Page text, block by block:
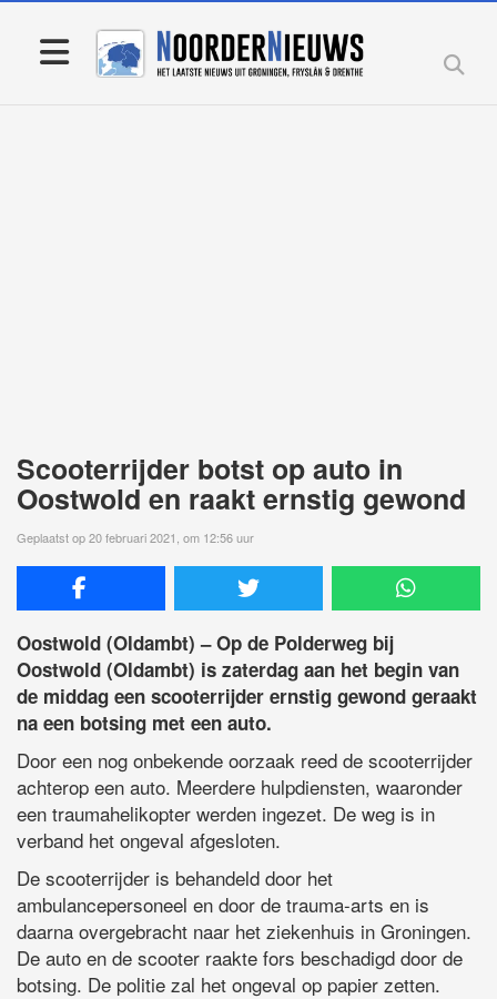
Scooterrijder botst op auto in
Oostwold en raakt ernstig gewond
Geplaatst op 20 februari 2021, om 12:56 uur
Oostwold (Oldambt) – Op de Polderweg bij
Oostwold (Oldambt) is zaterdag aan het begin van
de middag een scooterrijder ernstig gewond geraakt
na een botsing met een auto.
Door een nog onbekende oorzaak reed de scooterrijder
achterop een auto. Meerdere hulpdiensten, waaronder
een traumahelikopter werden ingezet. De weg is in
verband het ongeval afgesloten.
De scooterrijder is behandeld door het
ambulancepersoneel en door de trauma-arts en is
daarna overgebracht naar het ziekenhuis in Groningen.
De auto en de scooter raakte fors beschadigd door de
botsing. De politie zal het ongeval op papier zetten.